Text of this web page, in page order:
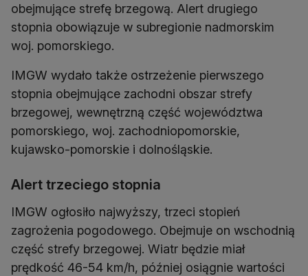
obejmujące strefę brzegową. Alert drugiego
stopnia obowiązuje w subregionie nadmorskim
woj. pomorskiego.
IMGW wydało także ostrzeżenie pierwszego
stopnia obejmujące zachodni obszar strefy
brzegowej, wewnętrzną część województwa
pomorskiego, woj. zachodniopomorskie,
kujawsko-pomorskie i dolnośląskie.
Alert trzeciego stopnia
IMGW ogłosiło najwyższy, trzeci stopień
zagrożenia pogodowego. Obejmuje on wschodnią
część strefy brzegowej. Wiatr będzie miał
prędkość 46-54 km/h, później osiągnie wartości